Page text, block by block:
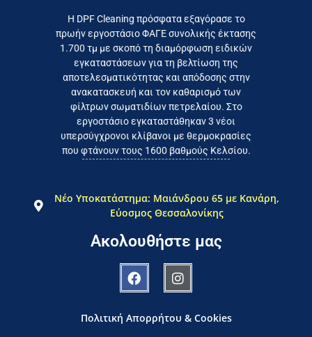
Η DPF Cleaning πρόσφατα εξαγόρασε το
πρωήν εργοστάσιο ΦΑΓΕ συνολικής έκτασης
1.700 τμ με σκοπό τη διαμόρφωση ειδικών
εγκαταστάσεων για τη βελτίωση της
αποτελεσματικότητας και απόδοσης στην
ανακατασκευή και τον καθαρισμό των
φίλτρων σωματιδίων πετρελαίου. Στο
εργοστάσιο εγκαταστάθηκαν 3 νέοι
υπερσύγχρονοι κλίβανοι με θερμοκρασίες
που φτάνουν τους 1600 βαθμούς Κελσίου.
Εργαζόμαστε καθημερινά για
το συμφέρον του τελικού
καταναλωτή
Νέο Υποκατάστημα: Μαιάνδρου 65 με Κανάρη,
Εύοσμος Θεσσαλονίκης
Ακολουθήστε μας
Πολιτική Απορρήτου & Cookies